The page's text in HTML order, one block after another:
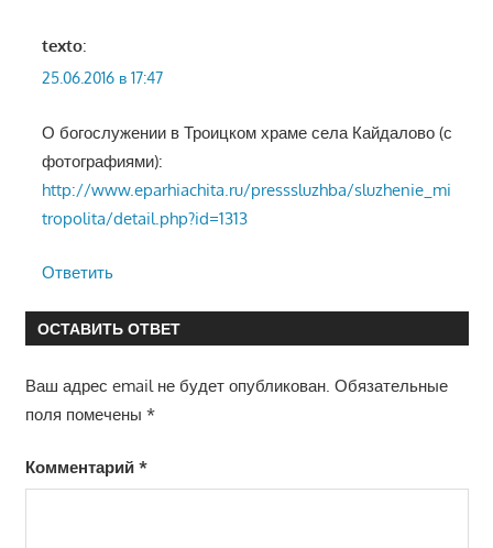
texto:
25.06.2016 в 17:47
О богослужении в Троицком храме села Кайдалово (с
фотографиями):
http://www.eparhiachita.ru/presssluzhba/sluzhenie_mi
tropolita/detail.php?id=1313
Ответить
ОСТАВИТЬ ОТВЕТ
Ваш адрес email не будет опубликован. Обязательные
поля помечены *
Комментарий *